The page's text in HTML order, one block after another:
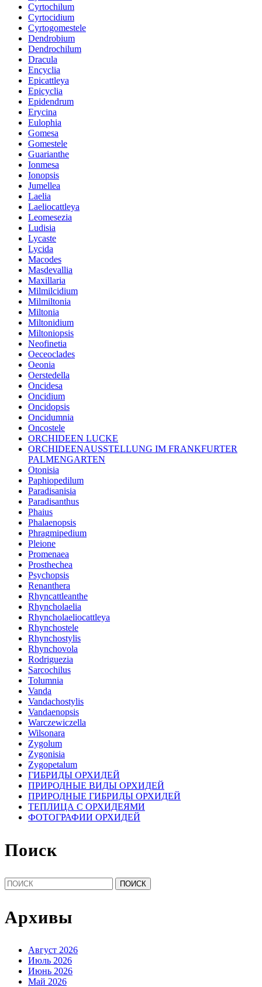
Cyrtochilum
Cyrtocidium
Cyrtogomestele
Dendrobium
Dendrochilum
Dracula
Encyclia
Epicattleya
Epicyclia
Epidendrum
Erycina
Eulophia
Gomesa
Gomestele
Guarianthe
Ionmesa
Ionopsis
Jumellea
Laelia
Laeliocattleya
Leomesezia
Ludisia
Lycaste
Lycida
Macodes
Masdevallia
Maxillaria
Milmilcidium
Milmiltonia
Miltonia
Miltonidium
Miltoniopsis
Neofinetia
Oeceoclades
Oeonia
Oerstedella
Oncidesa
Oncidium
Oncidopsis
Oncidumnia
Oncostele
ORCHIDEEN LUCKE
ORCHIDEENAUSSTELLUNG IM FRANKFURTER
PALMENGARTEN
Otonisia
Paphiopedilum
Paradisanisia
Paradisanthus
Phaius
Phalaenopsis
Phragmipedium
Pleione
Promenaea
Prosthechea
Psychopsis
Renanthera
Rhyncattleanthe
Rhyncholaelia
Rhyncholaeliocattleya
Rhynchostele
Rhynchostylis
Rhynchovola
Rodriguezia
Sarcochilus
Tolumnia
Vanda
Vandachostylis
Vandaenopsis
Warczewiczella
Wilsonara
Zygolum
Zygonisia
Zygopetalum
ГИБРИДЫ ОРХИДЕЙ
ПРИРОДНЫЕ ВИДЫ ОРХИДЕЙ
ПРИРОДНЫЕ ГИБРИДЫ ОРХИДЕЙ
ТЕПЛИЦА С ОРХИДЕЯМИ
ФОТОГРАФИИ ОРХИДЕЙ
Поиск
Найти:
Архивы
Август 2026
Июль 2026
Июнь 2026
Май 2026